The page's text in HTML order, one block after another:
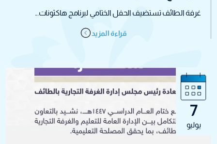
غرفة الطائف تستضيف الحفل الختامي لبرنامج هاكثونات...
قراءة المزيد
7
يوليو